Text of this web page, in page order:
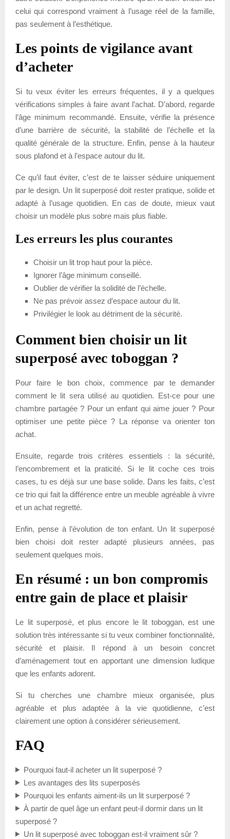
celui qui correspond vraiment à l’usage réel de la famille,
pas seulement à l’esthétique.
Les points de vigilance avant
d’acheter
Si tu veux éviter les erreurs fréquentes, il y a quelques
vérifications simples à faire avant l’achat. D’abord, regarde
l’âge minimum recommandé. Ensuite, vérifie la présence
d’une barrière de sécurité, la stabilité de l’échelle et la
qualité générale de la structure. Enfin, pense à la hauteur
sous plafond et à l’espace autour du lit.
Ce qu’il faut éviter, c’est de te laisser séduire uniquement
par le design. Un lit superposé doit rester pratique, solide et
adapté à l’usage quotidien. En cas de doute, mieux vaut
choisir un modèle plus sobre mais plus fiable.
Les erreurs les plus courantes
Choisir un lit trop haut pour la pièce.
Ignorer l’âge minimum conseillé.
Oublier de vérifier la solidité de l’échelle.
Ne pas prévoir assez d’espace autour du lit.
Privilégier le look au détriment de la sécurité.
Comment bien choisir un lit
superposé avec toboggan ?
Pour faire le bon choix, commence par te demander
comment le lit sera utilisé au quotidien. Est-ce pour une
chambre partagée ? Pour un enfant qui aime jouer ? Pour
optimiser une petite pièce ? La réponse va orienter ton
achat.
Ensuite, regarde trois critères essentiels : la sécurité,
l’encombrement et la praticité. Si le lit coche ces trois
cases, tu es déjà sur une base solide. Dans les faits, c’est
ce trio qui fait la différence entre un meuble agréable à vivre
et un achat regretté.
Enfin, pense à l’évolution de ton enfant. Un lit superposé
bien choisi doit rester adapté plusieurs années, pas
seulement quelques mois.
En résumé : un bon compromis
entre gain de place et plaisir
Le lit superposé, et plus encore le lit toboggan, est une
solution très intéressante si tu veux combiner fonctionnalité,
sécurité et plaisir. Il répond à un besoin concret
d’aménagement tout en apportant une dimension ludique
que les enfants adorent.
Si tu cherches une chambre mieux organisée, plus
agréable et plus adaptée à la vie quotidienne, c’est
clairement une option à considérer sérieusement.
FAQ
Pourquoi faut-il acheter un lit superposé ?
Les avantages des lits superposés
Pourquoi les enfants aiment-ils un lit surperposé ?
À partir de quel âge un enfant peut-il dormir dans un lit
superposé ?
Un lit superposé avec toboggan est-il vraiment sûr ?